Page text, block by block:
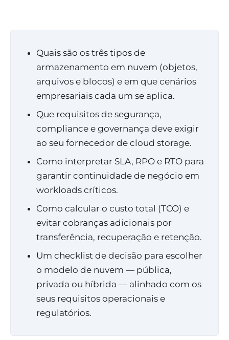
Quais são os três tipos de
armazenamento em nuvem (objetos,
arquivos e blocos) e em que cenários
empresariais cada um se aplica.
Que requisitos de segurança,
compliance e governança deve exigir
ao seu fornecedor de cloud storage.
Como interpretar SLA, RPO e RTO para
garantir continuidade de negócio em
workloads críticos.
Como calcular o custo total (TCO) e
evitar cobranças adicionais por
transferência, recuperação e retenção.
Um checklist de decisão para escolher
o modelo de nuvem — pública,
privada ou híbrida — alinhado com os
seus requisitos operacionais e
regulatórios.